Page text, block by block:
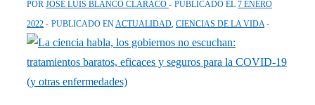
POR JOSÉ LUIS BLANCO CLARACO PUBLICADO EL 7 ENERO
2022
PUBLICADO EN ACTUALIDAD CIENCIAS DE LA VIDA